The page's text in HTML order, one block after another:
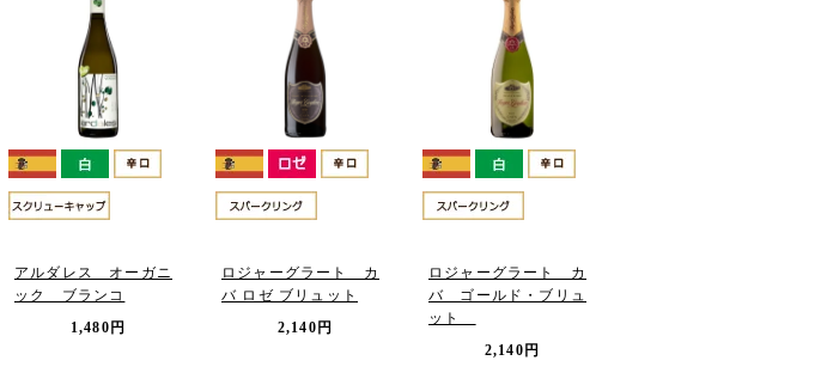
アルダレス オーガニ
ック ブランコ
1,480円
ロジャーグラート カ
バ ロゼ ブリュット
2,140円
ロジャーグラート カ
バ ゴールド・ブリュ
ット
2,140円